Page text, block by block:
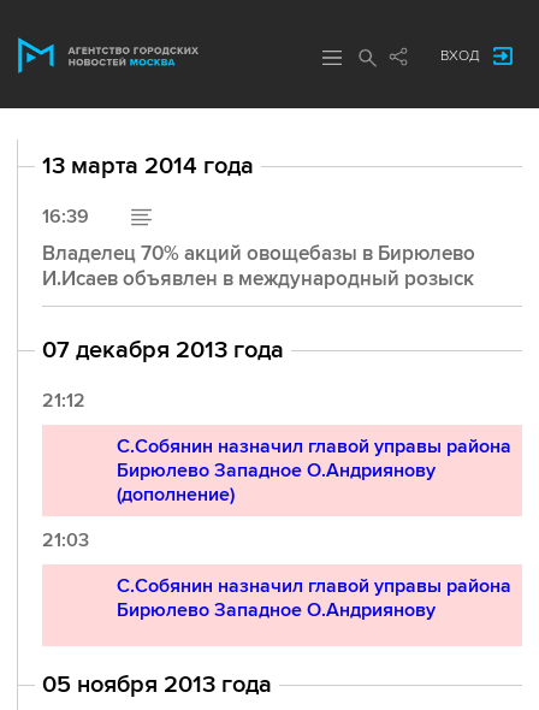
ВХОД
13 марта 2014 года
16:39
Владелец 70% акций овощебазы в Бирюлево
И.Исаев объявлен в международный розыск
07 декабря 2013 года
21:12
С.Собянин назначил главой управы района
Бирюлево Западное О.Андриянову
(дополнение)
21:03
С.Собянин назначил главой управы района
Бирюлево Западное О.Андриянову
05 ноября 2013 года